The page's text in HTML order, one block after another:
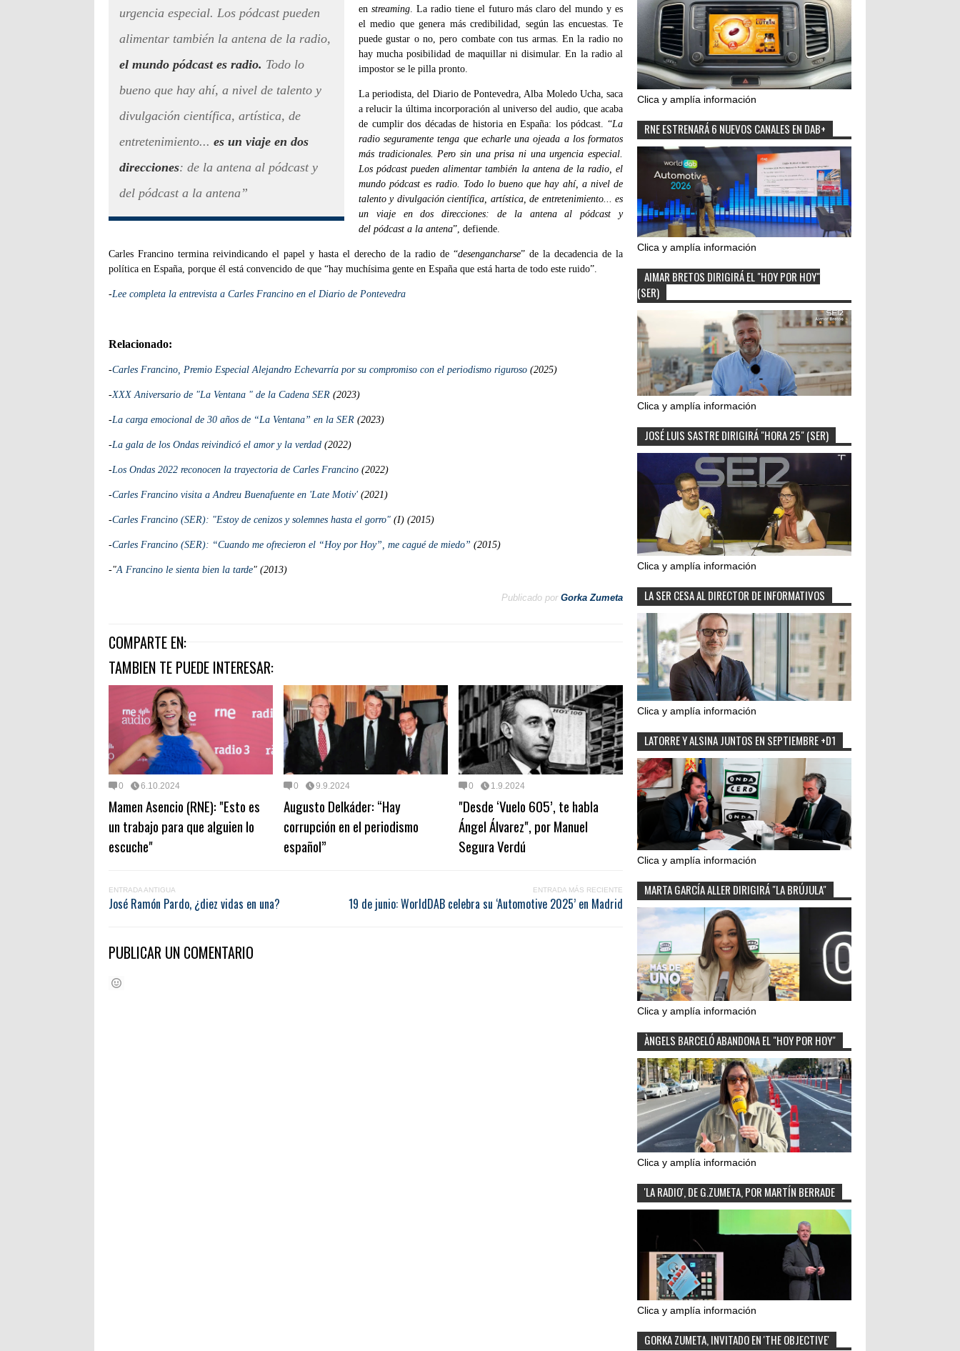
urgencia especial. Los pódcast pueden
alimentar también la antena de la radio,
el mundo pódcast es radio. Todo lo
bueno que hay ahí, a nivel de talento y
divulgación científica, artística, de
entretenimiento... es un viaje en dos
direcciones: de la antena al pódcast y
del pódcast a la antena”
en streaming. La radio tiene el futuro más claro del mundo y es
el medio que genera más credibilidad, según las encuestas. Te
puede gustar o no, pero combate con tus armas. En la radio no
hay mucha posibilidad de maquillar ni disimular. En la radio al
impostor se le pilla pronto.
La periodista, del Diario de Pontevedra, Alba Moledo Ucha, saca
a relucir la última incorporación al universo del audio, que acaba
de cumplir dos décadas de historia en España: los pódcast. “La
radio seguramente tenga que echarle una ojeada a los formatos
más tradicionales. Pero sin una prisa ni una urgencia especial.
Los pódcast pueden alimentar también la antena de la radio, el
mundo pódcast es radio. Todo lo bueno que hay ahí, a nivel de
talento y divulgación científica, artística, de entretenimiento... es
un viaje en dos direcciones: de la antena al pódcast y
del pódcast a la antena”, defiende.
Carles Francino termina reivindicando el papel y hasta el derecho de la radio de “desengancharse” de la decadencia de la
política en España, porque él está convencido de que “hay muchísima gente en España que está harta de todo este ruido”.
-Lee completa la entrevista a Carles Francino en el Diario de Pontevedra
Relacionado:
-Carles Francino, Premio Especial Alejandro Echevarría por su compromiso con el periodismo riguroso (2025)
-XXX Aniversario de "La Ventana " de la Cadena SER (2023)
-La carga emocional de 30 años de “La Ventana” en la SER (2023)
-La gala de los Ondas reivindicó el amor y la verdad (2022)
-Los Ondas 2022 reconocen la trayectoria de Carles Francino (2022)
-Carles Francino visita a Andreu Buenafuente en 'Late Motiv' (2021)
-Carles Francino (SER): "Estoy de cenizos y solemnes hasta el gorro" (I) (2015)
-Carles Francino (SER): “Cuando me ofrecieron el “Hoy por Hoy”, me cagué de miedo” (2015)
-"A Francino le sienta bien la tarde" (2013)
Publicado por Gorka Zumeta
COMPARTE EN:
TAMBIEN TE PUEDE INTERESAR:
0 6.10.2024
Mamen Asencio (RNE): "Esto es
un trabajo para que alguien lo
escuche"
0 9.9.2024
Augusto Delkáder: “Hay
corrupción en el periodismo
español”
0 1.9.2024
"Desde ‘Vuelo 605’, te habla
Ángel Álvarez", por Manuel
Segura Verdú
ENTRADA ANTIGUA
José Ramón Pardo, ¿diez vidas en una?
ENTRADA MÁS RECIENTE
19 de junio: WorldDAB celebra su ‘Automotive 2025’ en Madrid
PUBLICAR UN COMENTARIO
Clica y amplía información
RNE ESTRENARÁ 6 NUEVOS CANALES EN DAB+
Clica y amplía información
AIMAR BRETOS DIRIGIRÁ EL "HOY POR HOY"
(SER)
Clica y amplía información
JOSÉ LUIS SASTRE DIRIGIRÁ "HORA 25" (SER)
Clica y amplía información
LA SER CESA AL DIRECTOR DE INFORMATIVOS
Clica y amplía información
LATORRE Y ALSINA JUNTOS EN SEPTIEMBRE +D1
Clica y amplía información
MARTA GARCÍA ALLER DIRIGIRÁ "LA BRÚJULA"
Clica y amplía información
ÀNGELS BARCELÓ ABANDONA EL "HOY POR HOY"
Clica y amplía información
'LA RADIO', DE G.ZUMETA, POR MARTÍN BERRADE
Clica y amplía información
GORKA ZUMETA, INVITADO EN 'THE OBJECTIVE'